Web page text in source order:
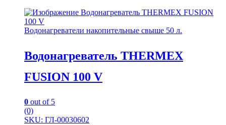
Водонагреватели накопительные свыше 50 л.
Водонагреватель THERMEX
FUSION 100 V
0 out of 5
(0)
SKU: ГЛ-00030602